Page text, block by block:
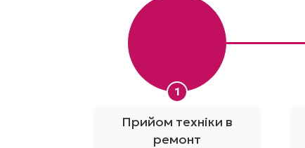
1
Прийом техніки в
ремонт